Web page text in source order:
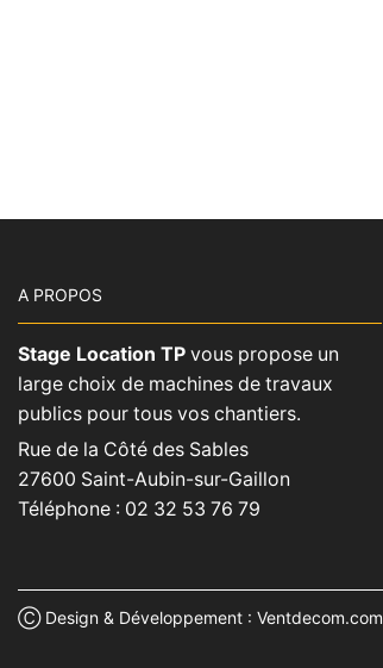
A PROPOS
Stage Location TP vous propose un
large choix de machines de travaux
publics pour tous vos chantiers.
Rue de la Côté des Sables
27600 Saint-Aubin-sur-Gaillon
Téléphone : 02 32 53 76 79
Ⓒ Design & Développement : Ventdecom.com